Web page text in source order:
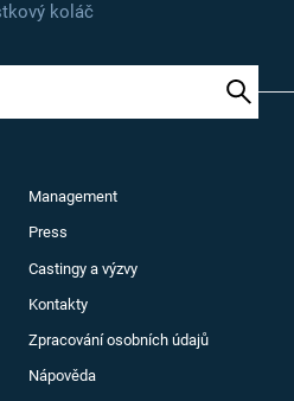
koláč
Management
Press
Castingy a výzvy
Kontakty
Zpracování osobních údajů
Nápověda